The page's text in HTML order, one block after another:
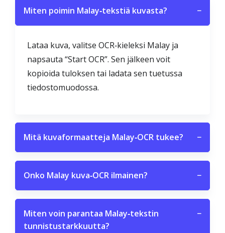
Miten poimin Malay‑tekstiä kuvasta? −
Lataa kuva, valitse OCR‑kieleksi Malay ja
napsauta “Start OCR”. Sen jälkeen voit
kopioida tuloksen tai ladata sen tuetussa
tiedostomuodossa.
Mitä kuvaformaatteja Malay‑OCR tukee? −
Onko Malay kuva‑OCR ilmainen? −
Miten voin parantaa Malay‑tekstin
tunnistustarkkuutta?
−